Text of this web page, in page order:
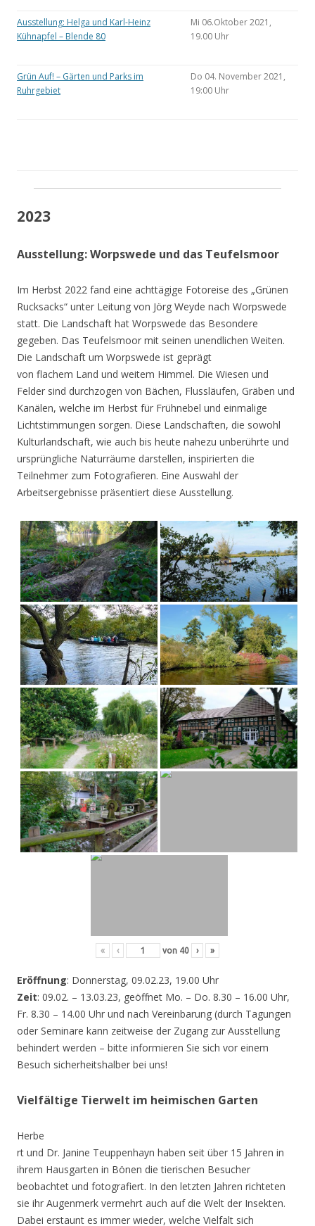
Ausstellung: Helga und Karl-Heinz
Kühnapfel – Blende 80
Mi 06.Oktober 2021,
19.00 Uhr
Grün Auf! – Gärten und Parks im
Ruhrgebiet
Do 04. November 2021,
19:00 Uhr
2023
Ausstellung: Worpswede und das Teufelsmoor
Im Herbst 2022 fand eine achttägige Fotoreise des „Grünen
Rucksacks“ unter Leitung von Jörg Weyde nach Worpswede
statt. Die Landschaft hat Worpswede das Besondere
gegeben. Das Teufelsmoor mit seinen unendlichen Weiten.
Die Landschaft um Worpswede ist geprägt
von flachem Land und weitem Himmel. Die Wiesen und
Felder sind durchzogen von Bächen, Flussläufen, Gräben und
Kanälen, welche im Herbst für Frühnebel und einmalige
Lichtstimmungen sorgen. Diese Landschaften, die sowohl
Kulturlandschaft, wie auch bis heute nahezu unberührte und
ursprüngliche Naturräume darstellen, inspirierten die
Teilnehmer zum Fotografieren. Eine Auswahl der
Arbeitsergebnisse präsentiert diese Ausstellung.
« ‹ von 40 › »
Eröffnung: Donnerstag, 09.02.23, 19.00 Uhr
Zeit: 09.02. – 13.03.23, geöffnet Mo. – Do. 8.30 – 16.00 Uhr,
Fr. 8.30 – 14.00 Uhr und nach Vereinbarung (durch Tagungen
oder Seminare kann zeitweise der Zugang zur Ausstellung
behindert werden – bitte informieren Sie sich vor einem
Besuch sicherheitshalber bei uns!
Vielfältige Tierwelt im heimischen Garten
Herbe
rt und Dr. Janine Teuppenhayn haben seit über 15 Jahren in
ihrem Hausgarten in Bönen die tierischen Besucher
beobachtet und fotografiert. In den letzten Jahren richteten
sie ihr Augenmerk vermehrt auch auf die Welt der Insekten.
Dabei erstaunt es immer wieder, welche Vielfalt sich